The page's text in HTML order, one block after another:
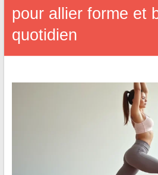
pour allier forme et
quotidien